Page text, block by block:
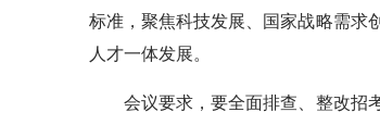
标准，聚焦科技发展、国家战略需求
人才一体发展。
会议要求，要全面排查、整改招考